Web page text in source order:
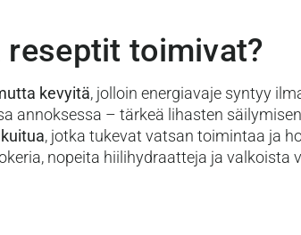
reseptit toimivat?
kevyitä, jolloin energiavaje syntyy
annoksessa – tärkeä lihasten
, jotka tukevat vatsan toimintaa ja
nopeita hiilihydraatteja ja valkoista